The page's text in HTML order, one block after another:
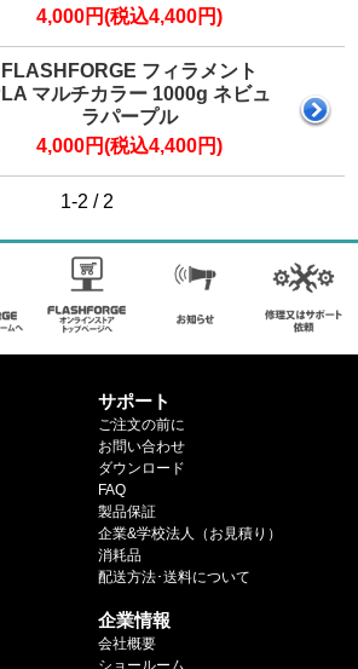
燥剤
PP用タックシート
ダウンロード FAQ
ショールーム
オフィシャルサイト
法人窓口
マイページ
カートを見る
4,000円(税込4,400円)
FLASHFORGE フィラメント
マルチカラー 1000g ネビュ
ラパープル
4,000円(税込4,400円)
1-2 / 2
サポート
ご注文の前に
お問い合わせ
ダウンロード
FAQ
製品保証
企業&学校法人（お見積り）
消耗品
配送方法･送料について
企業情報
会社概要
ショールーム